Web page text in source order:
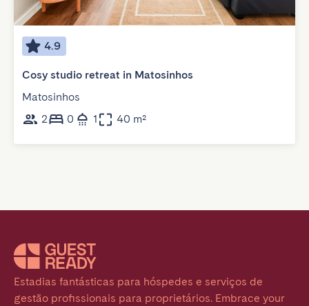
4.9
Cosy studio retreat in Matosinhos
Matosinhos
2
0 1 40 m²
Estadias fantásticas para hóspedes e serviços de
gestão profissionais para proprietários. Embrace your